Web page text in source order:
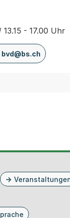
- 17.00 Uhr
bvd@bs.ch